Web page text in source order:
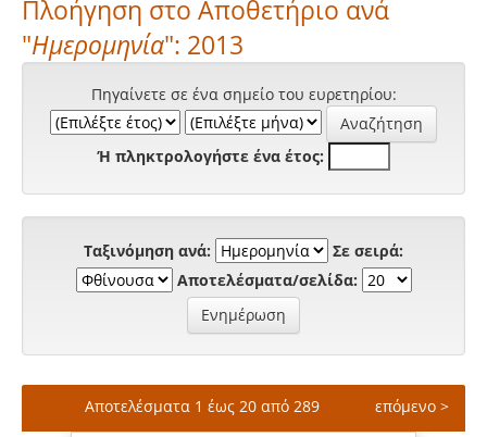
Πλοήγηση στο Αποθετήριο ανά
"Ημερομηνία": 2013
Πηγαίνετε σε ένα σημείο του ευρετηρίου:
Ή πληκτρολογήστε ένα έτος:
Ταξινόμηση ανά:
Σε σειρά:
Αποτελέσματα/σελίδα:
Αποτελέσματα 1 έως 20 από 289 επόμενο >